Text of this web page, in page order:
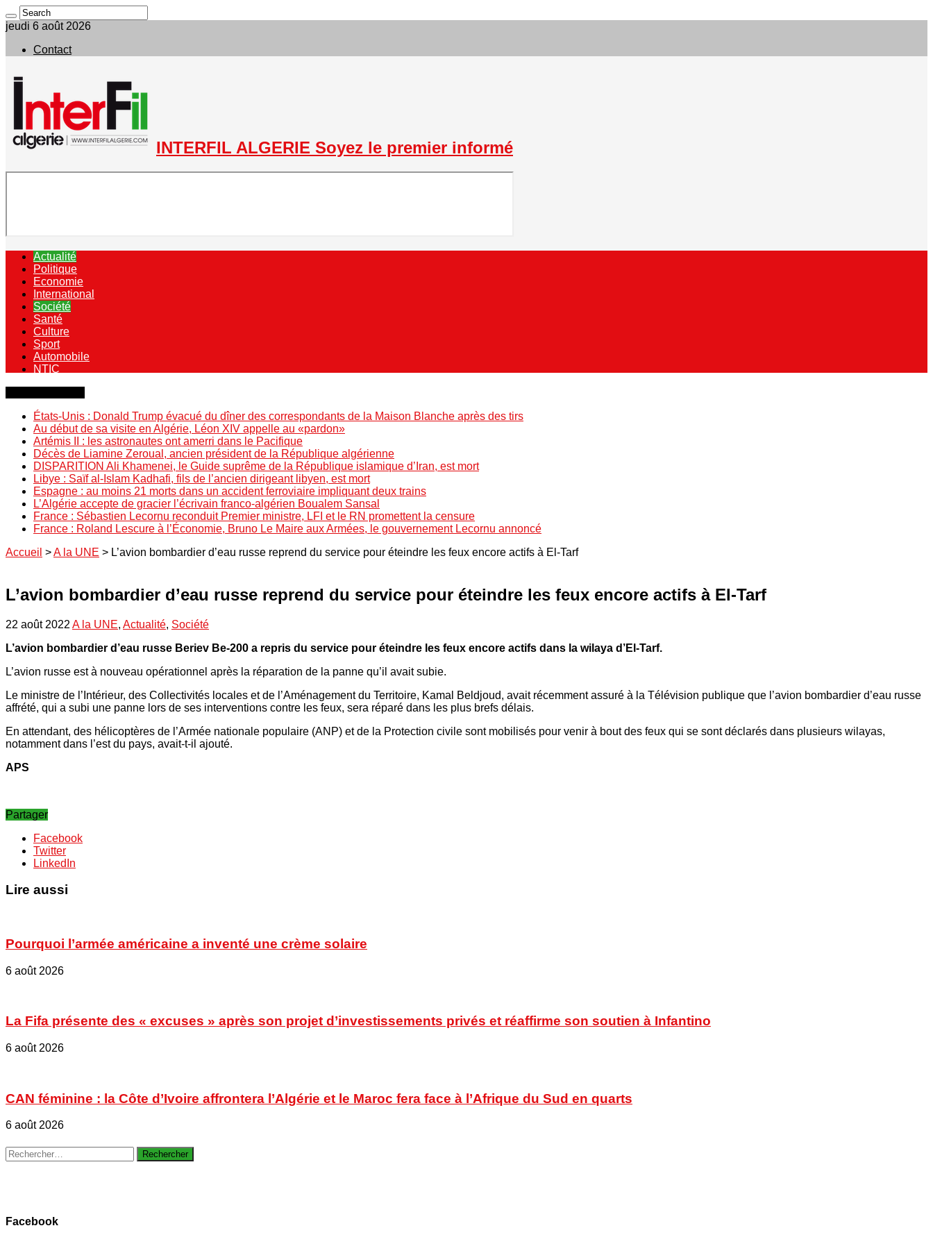
jeudi 6 août 2026
Contact
INTERFIL ALGERIE Soyez le premier informé
Actualité
Politique
Economie
International
Société
Santé
Culture
Sport
Automobile
NTIC
États-Unis : Donald Trump évacué du dîner des correspondants de la Maison Blanche après des tirs
Au début de sa visite en Algérie, Léon XIV appelle au «pardon»
Artémis II : les astronautes ont amerri dans le Pacifique
Décès de Liamine Zeroual, ancien président de la République algérienne
DISPARITION Ali Khamenei, le Guide suprême de la République islamique d’Iran, est mort
Libye : Saïf al-Islam Kadhafi, fils de l’ancien dirigeant libyen, est mort
Espagne : au moins 21 morts dans un accident ferroviaire impliquant deux trains
L’Algérie accepte de gracier l’écrivain franco-algérien Boualem Sansal
France : Sébastien Lecornu reconduit Premier ministre, LFI et le RN promettent la censure
France : Roland Lescure à l’Économie, Bruno Le Maire aux Armées, le gouvernement Lecornu annoncé
Accueil >A la UNE > L’avion bombardier d’eau russe reprend du service pour éteindre les feux encore actifs à El-Tarf
L’avion bombardier d’eau russe reprend du service pour éteindre les feux encore actifs à El-Tarf
22 août 2022 A la UNE, Actualité, Société
L’avion bombardier d’eau russe Beriev Be-200 a repris du service pour éteindre les feux encore actifs dans la wilaya d’El-Tarf.
L’avion russe est à nouveau opérationnel après la réparation de la panne qu’il avait subie.
Le ministre de l’Intérieur, des Collectivités locales et de l’Aménagement du Territoire, Kamal Beldjoud, avait récemment assuré à la Télévision publique que l’avion bombardier d’eau russe
affrété, qui a subi une panne lors de ses interventions contre les feux, sera réparé dans les plus brefs délais.
En attendant, des hélicoptères de l’Armée nationale populaire (ANP) et de la Protection civile sont mobilisés pour venir à bout des feux qui se sont déclarés dans plusieurs wilayas,
notamment dans l’est du pays, avait-t-il ajouté.
APS
Partager
Facebook
Twitter
LinkedIn
Lire aussi
Pourquoi l’armée américaine a inventé une crème solaire
6 août 2026
La Fifa présente des « excuses » après son projet d’investissements privés et réaffirme son soutien à Infantino
6 août 2026
CAN féminine : la Côte d’Ivoire affrontera l’Algérie et le Maroc fera face à l’Afrique du Sud en quarts
6 août 2026
Rechercher :
Facebook